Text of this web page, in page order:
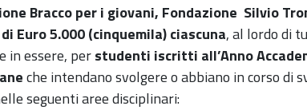
Bracco per i giovani, Fondazione Silvio
Euro 5.000 (cinquemila) ciascuna, al lordo di
in essere, perstudenti iscritti all’Anno
che intendano svolgere o abbiano in corso di
seguenti aree disciplinari: